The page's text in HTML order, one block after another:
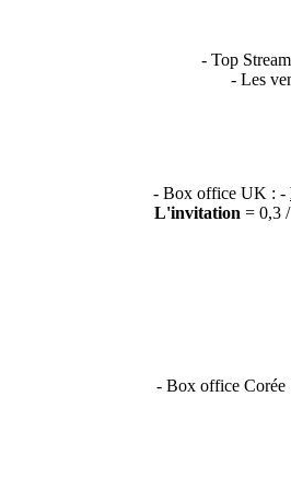
- Top
- Les
- Box office UK : -
L'invitation = 0,3
- Box office